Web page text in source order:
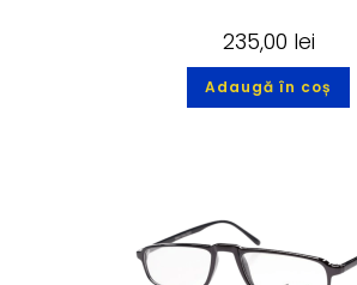
235,00 lei
Adaugă în coș